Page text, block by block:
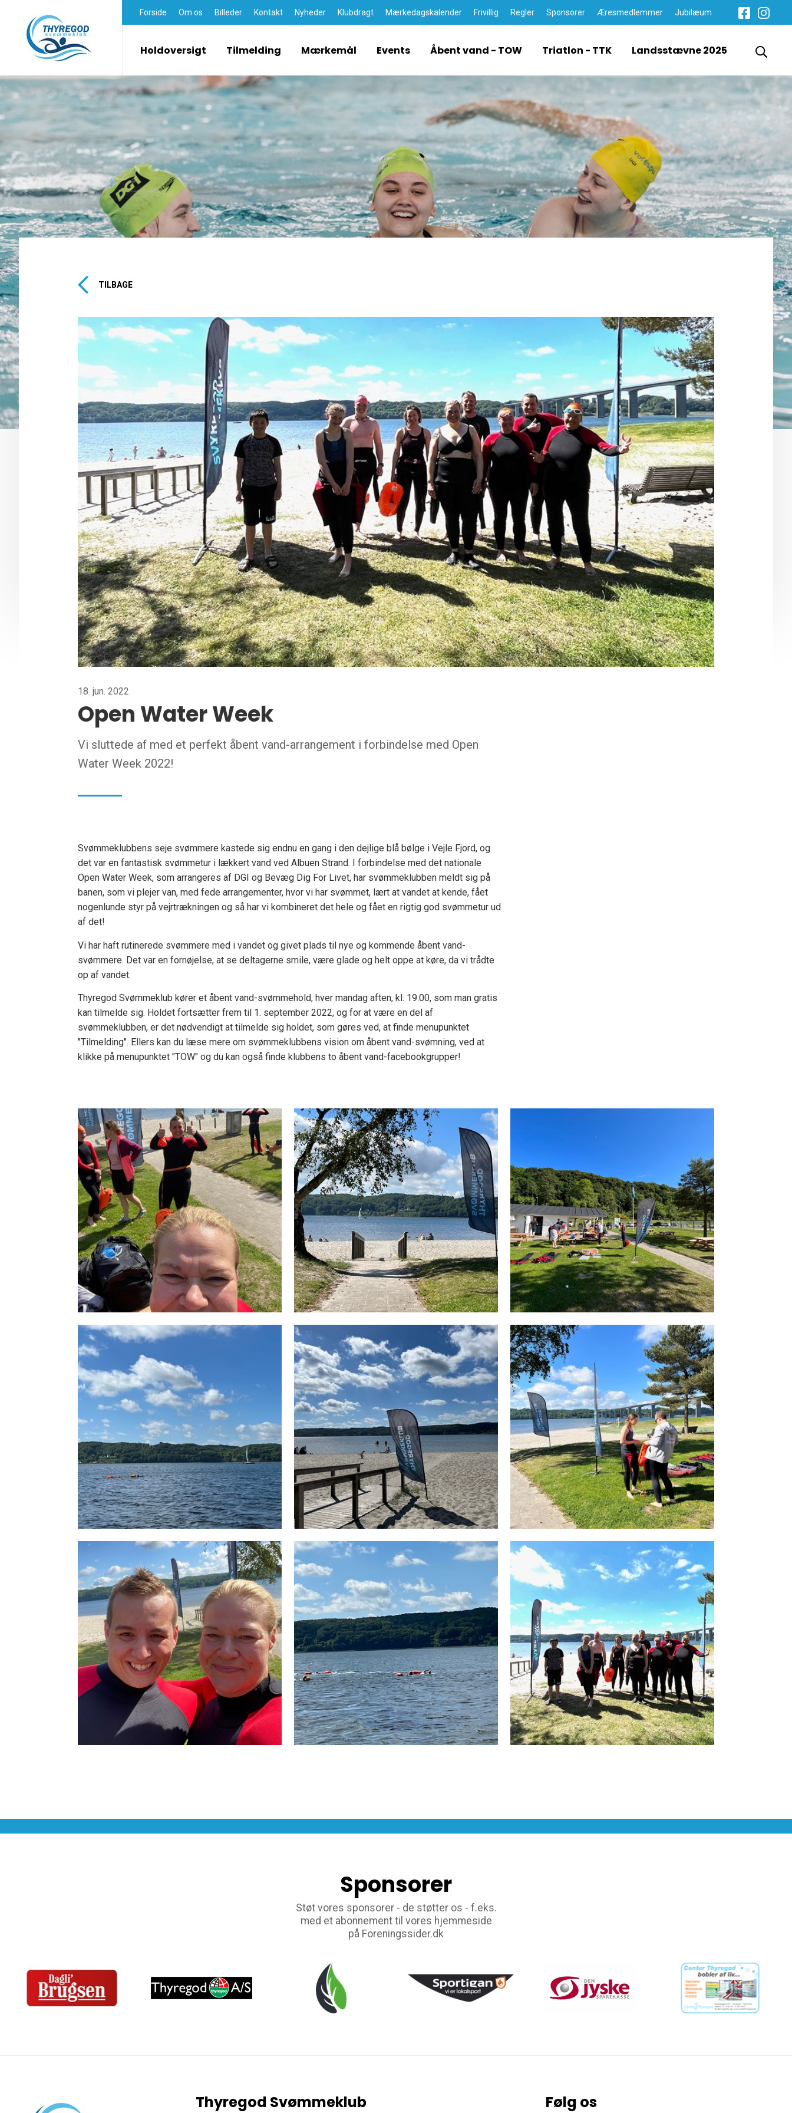
Forside Om os Billeder Kontakt Nyheder Klubdragt Mærkedagskalender Frivillig Regler Sponsorer Æresmedlemmer Jubilæum
Holdoversigt Tilmelding Mærkemål Events Åbent vand - TOW Triatlon - TTK Landsstævne 2025
TILBAGE
18. jun. 2022
Open Water Week
Vi sluttede af med et perfekt åbent vand-arrangement i forbindelse med Open
Water Week 2022!
Svømmeklubbens seje svømmere kastede sig endnu en gang i den dejlige blå bølge i Vejle Fjord, og
det var en fantastisk svømmetur i lækkert vand ved Albuen Strand. I forbindelse med det nationale
Open Water Week, som arrangeres af DGI og Bevæg Dig For Livet, har svømmeklubben meldt sig på
banen, som vi plejer van, med fede arrangementer, hvor vi har svømmet, lært at vandet at kende, fået
nogenlunde styr på vejrtrækningen og så har vi kombineret det hele og fået en rigtig god svømmetur ud
af det!
Vi har haft rutinerede svømmere med i vandet og givet plads til nye og kommende åbent vand-
svømmere. Det var en fornøjelse, at se deltagerne smile, være glade og helt oppe at køre, da vi trådte
op af vandet.
Thyregod Svømmeklub kører et åbent vand-svømmehold, hver mandag aften, kl. 19:00, som man gratis
kan tilmelde sig. Holdet fortsætter frem til 1. september 2022, og for at være en del af
svømmeklubben, er det nødvendigt at tilmelde sig holdet, som gøres ved, at finde menupunktet
"Tilmelding". Ellers kan du læse mere om svømmeklubbens vision om åbent vand-svømning, ved at
klikke på menupunktet "TOW" og du kan også finde klubbens to åbent vand-facebookgrupper!
Sponsorer
Støt vores sponsorer - de støtter os - f.eks.
med et abonnement til vores hjemmeside
på Foreningssider.dk
Thyregod Svømmeklub Følg os